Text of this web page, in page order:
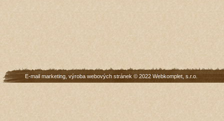
E-mail marketing výroba webových stránek © 2022 Webkomplet, s.r.o.